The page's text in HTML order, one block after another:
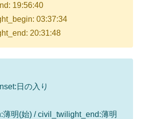
19:56:40
03:37:34
20:31:48
日の入り
明(始) / civil_twilight_end:薄明